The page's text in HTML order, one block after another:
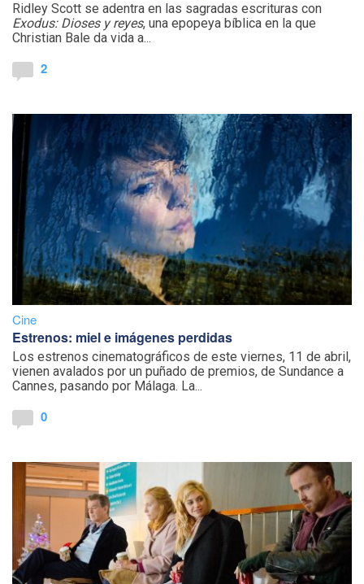
Ridley Scott se adentra en las sagradas escrituras con
Exodus: Dioses y reyes, una epopeya bíblica en la que
Christian Bale da vida a...
2
Cine
Estrenos: miel e imágenes perdidas
Los estrenos cinematográficos de este viernes, 11 de abril,
vienen avalados por un puñado de premios, de Sundance a
Cannes, pasando por Málaga. La...
0